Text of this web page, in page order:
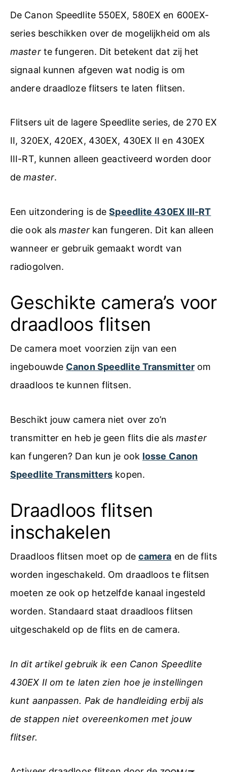
De Canon Speedlite 550EX, 580EX en 600EX-
series beschikken over de mogelijkheid om als
masterte fungeren. Dit betekent dat zij het
signaal kunnen afgeven wat nodig is om
andere draadloze flitsers te laten flitsen.
Flitsers uit de lagere Speedlite series, de 270 EX
II, 320EX, 420EX, 430EX, 430EX II en 430EX
III-RT, kunnen alleen geactiveerd worden door
demaster.
Een uitzondering is deSpeedlite 430EX III-RT
die ook alsmasterkan fungeren. Dit kan alleen
wanneer er gebruik gemaakt wordt van
radiogolven.
Geschikte camera’s voor
draadloos flitsen
De camera moet voorzien zijn van een
ingebouwde Canon Speedlite Transmitterom
draadloos te kunnen flitsen.
Beschikt jouw camera niet over zo’n
transmitter en heb je geen flits die alsmaster
kan fungeren? Dan kun je ook losse Canon
Speedlite Transmitters kopen.
Draadloos flitsen
inschakelen
Draadloos flitsen moet op de camera en de flits
worden ingeschakeld. Om draadloos te flitsen
moeten ze ook op hetzelfde kanaal ingesteld
worden. Standaard staat draadloos flitsen
uitgeschakeld op de flits en de camera.
In dit artikel gebruik ik een Canon Speedlite
430EX II om te laten zien hoe je instellingen
kunt aanpassen. Pak de handleiding erbij als
de stappen niet overeenkomen met jouw
flitser.